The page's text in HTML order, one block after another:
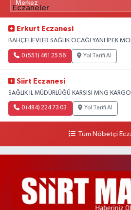
Erkurt Eczanesi
BAHÇELİEVLER SAĞLIK OCAĞI YANI İPEK
0 (551) 461 25 56 Yol Tarifi Al
Siirt Eczanesi
SAĞLIK İL MÜDÜRLÜĞÜ KARŞISI MNG KARGO
0 (484) 224 73 03 Yol Tarifi Al
Tüm Nöbetçi